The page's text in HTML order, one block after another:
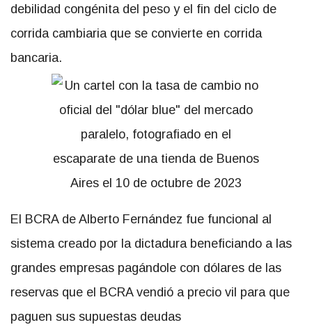
debilidad congénita del peso y el fin del ciclo de
corrida cambiaria que se convierte en corrida
bancaria.
El BCRA de Alberto Fernández fue funcional al
sistema creado por la dictadura beneficiando a las
grandes empresas pagándole con dólares de las
reservas que el BCRA vendió a precio vil para que
paguen sus supuestas deudas